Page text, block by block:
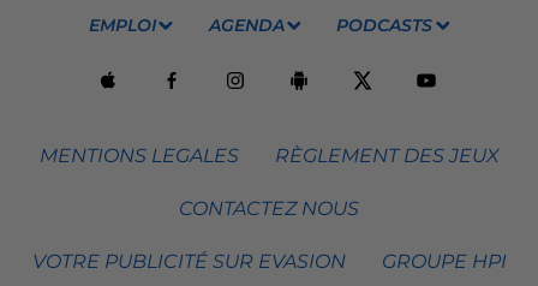
EMPLOI AGENDA PODCASTS
MENTIONS LEGALES RÈGLEMENT DES JEUX
CONTACTEZ NOUS
VOTRE PUBLICITÉ SUR EVASION GROUPE HPI